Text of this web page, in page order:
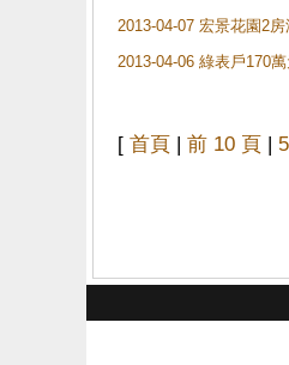
2013-04-07 宏景花園2
2013-04-06 綠表戶170
[ 首頁 | 前 10 頁 |